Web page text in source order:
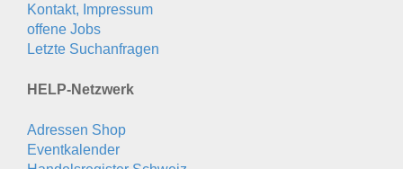
Kontakt, Impressum
offene Jobs
Letzte Suchanfragen
HELP-Netzwerk
Adressen Shop
Eventkalender